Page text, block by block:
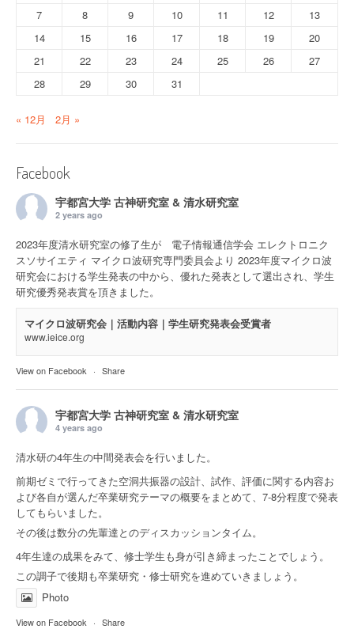
7
8 9 10 11 12
13
14
15 16 17 18 19
20
21
22 23 24 25 26
27
28
29 30 31
« 12月 2月 »
Facebook
宇都宮大学 古神研究室 & 清水研究室
2 years ago
2023年度清水研究室の修了生が 電子情報通信学会 エレクトロニク
スソサイエティ マイクロ波研究専門委員会より 2023年度マイクロ波
研究会における学生発表の中から、優れた発表として選出され、学生
研究優秀発表賞を頂きました。
マイクロ波研究会｜活動内容｜学生研究発表会受賞者
www.ieice.org
View on Facebook · Share
宇都宮大学 古神研究室 & 清水研究室
4 years ago
清水研の4年生の中間発表会を行いました。
前期ゼミで行ってきた空洞共振器の設計、試作、評価に関する内容お
よび各自が選んだ卒業研究テーマの概要をまとめて、7-8分程度で発表
してもらいました。
その後は数分の先輩達とのディスカッションタイム。
4年生達の成果をみて、修士学生も身が引き締まったことでしょう。
この調子で後期も卒業研究・修士研究を進めていきましょう。
Photo
View on Facebook · Share